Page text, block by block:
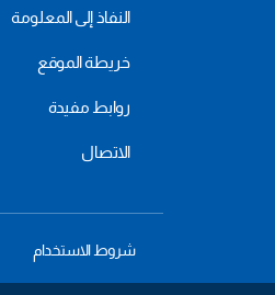
النفاذ إلى المعلومة
خريطة الموقع
روابط مفيدة
الاتصال
شروط الاستخدام